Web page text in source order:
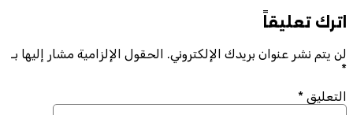
اترك تعليقاً
لن يتم نشر عنوان بريدك الإلكتروني. الحقول الإلزامية مشار إليها بـ
*
التعليق *